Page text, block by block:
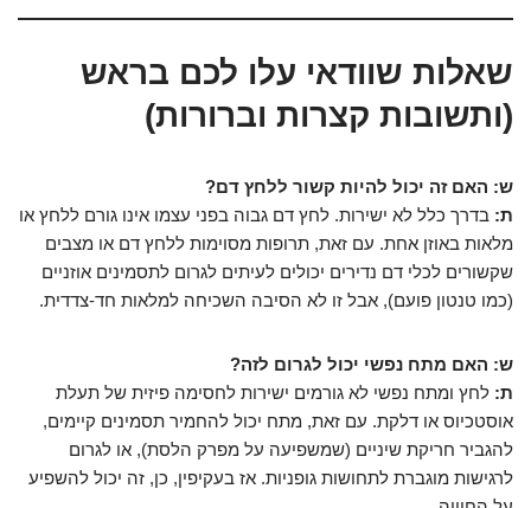
שאלות שוודאי עלו לכם בראש
(ותשובות קצרות וברורות)
ש: האם זה יכול להיות קשור ללחץ דם?
ת: בדרך כלל לא ישירות. לחץ דם גבוה בפני עצמו אינו גורם ללחץ או
מלאות באוזן אחת. עם זאת, תרופות מסוימות ללחץ דם או מצבים
שקשורים לכלי דם נדירים יכולים לעיתים לגרום לתסמינים אוזניים
(כמו טנטון פועם), אבל זו לא הסיבה השכיחה למלאות חד-צדדית.
ש: האם מתח נפשי יכול לגרום לזה?
ת: לחץ ומתח נפשי לא גורמים ישירות לחסימה פיזית של תעלת
אוסטכיוס או דלקת. עם זאת, מתח יכול להחמיר תסמינים קיימים,
להגביר חריקת שיניים (שמשפיעה על מפרק הלסת), או לגרום
לרגישות מוגברת לתחושות גופניות. אז בעקיפין, כן, זה יכול להשפיע